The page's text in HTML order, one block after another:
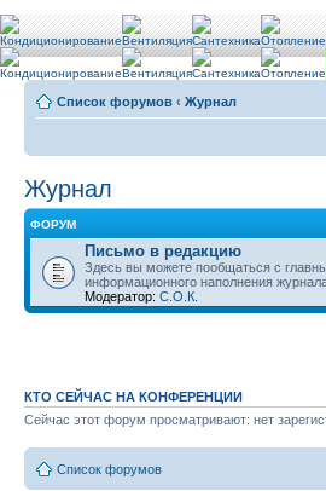
Список форумов ‹ Журнал
Журнал
ФОРУМ
Письмо в редакцию
Здесь вы можете пообщаться с
информационного наполнения
Модератор: С.О.К.
КТО СЕЙЧАС НА КОНФЕРЕНЦИИ
Сейчас этот форум просматривают: нет
Список форумов